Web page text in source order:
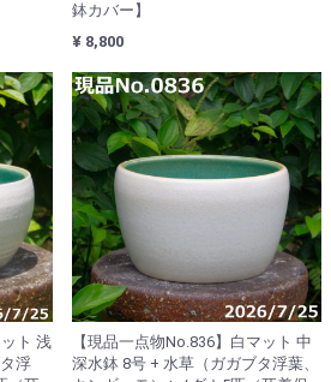
鉢カバー】
¥ 8,800
ト 浅
浮
【現品一点物No.836】白マット 中
深水鉢 8号 + 水草（ガガブタ浮葉、